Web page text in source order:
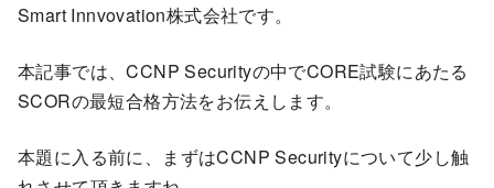
Smart Innvovation株式会社です。
本記事では、CCNP Securityの中でCORE試験にあたる
SCORの最短合格方法をお伝えします。
本題に入る前に、まずはCCNP Securityについて少し触